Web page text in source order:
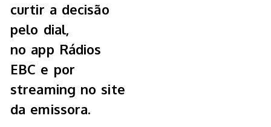
curtir a decisão
pelo dial,
no app Rádios
EBC e por
streaming no site
da emissora.